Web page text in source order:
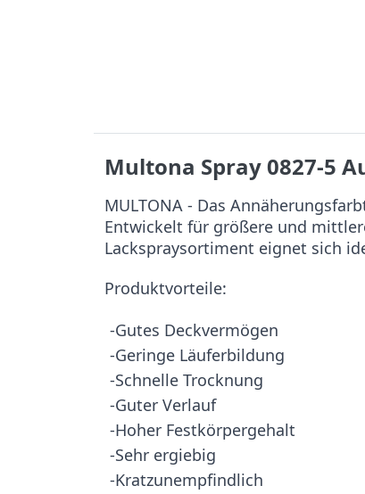
Multona Spray 0827-5
MULTONA - Das
Entwickelt für größere und
Lackspraysortiment eignet sich
Produktvorteile:
-Gutes Deckvermögen
-Geringe Läuferbildung
-Schnelle Trocknung
-Guter Verlauf
-Hoher Festkörpergehalt
-Sehr ergiebig
-Kratzunempfindlich